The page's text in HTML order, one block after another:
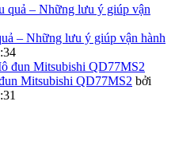
– Những lưu ý giúp vận hành
Mitsubishi QD77MS2 bởi